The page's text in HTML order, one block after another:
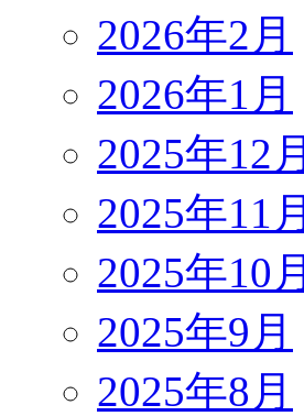
2026年2月
2026年1月
2025年12月
2025年11月
2025年10月
2025年9月
2025年8月